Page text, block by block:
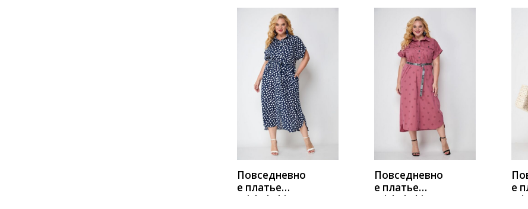
Повседневно
е платье
Michel Chic
КУПИТЬ
Повседневно
е платье
Michel Chic
КУПИТЬ
е